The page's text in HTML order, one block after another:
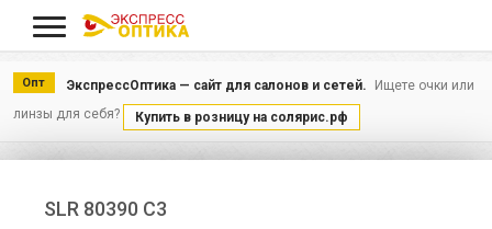
Опт ЭкспрессОптика — сайт для салонов и сетей.
Ищете очки или
линзы для себя?
Купить в розницу на солярис.рф
SLR 80390 C3